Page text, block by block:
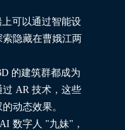
可以通过智能设
隐藏在曹娥江两
的建筑群都成为
AR 技术，这些
动态效果。
数字人 "九妹"，